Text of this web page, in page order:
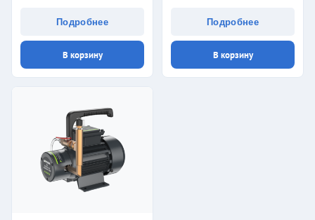
Подробнее
В корзину
Подробнее
В корзину